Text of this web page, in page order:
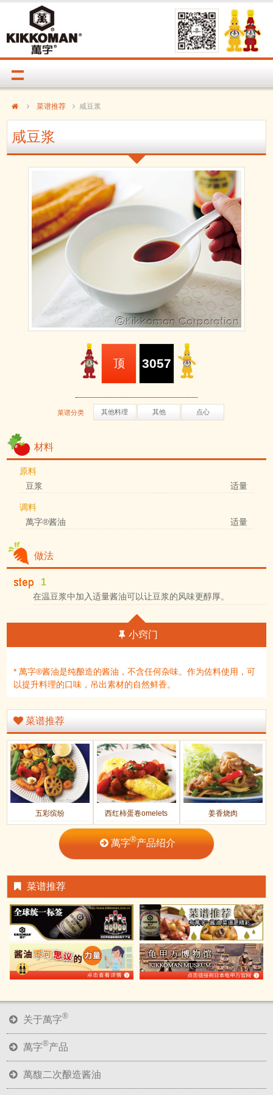
菜谱推荐 咸豆浆
咸豆浆
3057
顶
菜谱分类 其他料理 其他 点心
材料
原料
豆浆
适量
调料
萬字®酱油
适量
做法
1
在温豆浆中加入适量酱油可以让豆浆的风味更醇厚。
小窍门
* 萬字®酱油是纯酿造的酱油，不含任何杂味。作为佐料使用，可
以提升料理的口味，吊出素材的自然鲜香。
菜谱推荐
五彩缤纷 西红柿蛋卷omelets 姜香烧肉
萬字®产品绍介
菜谱推荐
关于萬字®
萬字®产品
萬馥二次酿造酱油